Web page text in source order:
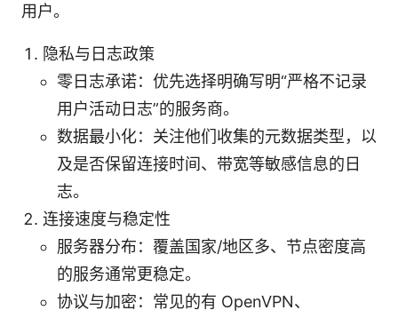
用户。
隐私与日志政策
零日志承诺：优先选择明确写明“严格不记录
用户活动日志”的服务商。
数据最小化：关注他们收集的元数据类型，以
及是否保留连接时间、带宽等敏感信息的日
志。
连接速度与稳定性
服务器分布：覆盖国家/地区多、节点密度高
的服务通常更稳定。
协议与加密：常见的有 OpenVPN、